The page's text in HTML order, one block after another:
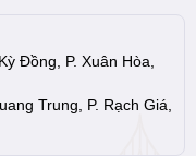
Đồng, P. Xuân Hòa,
Trung, P. Rạch Giá,